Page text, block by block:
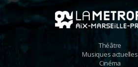
Théâtre
Musiques actuelles
Cinéma